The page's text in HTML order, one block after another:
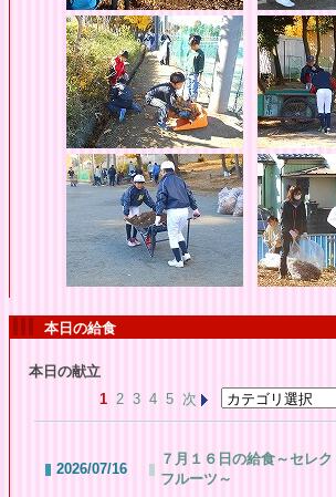
本日の給食
本日の献立
1 2 3 4 5 次
2026/07/16
７月１６日の給食～セレ
フルーツ～